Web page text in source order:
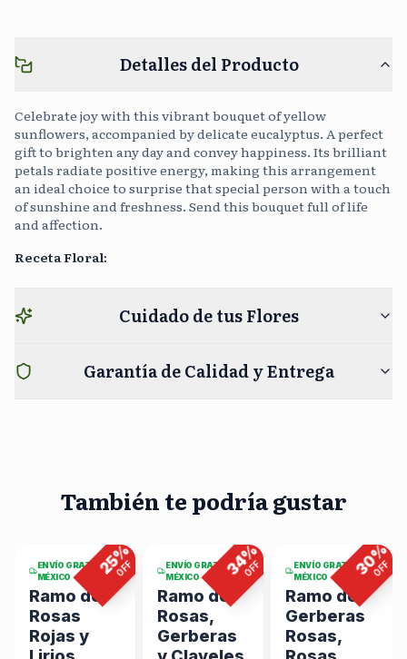
Detalles del Producto
Celebrate joy with this vibrant bouquet of yellow
sunflowers, accompanied by delicate eucalyptus. A perfect
gift to brighten any day and convey happiness. Its brilliant
petals radiate positive energy, making this arrangement
an ideal choice to surprise that special person with a touch
of sunshine and freshness. Send this bouquet full of life
and affection.
Receta Floral:
Cuidado de tus Flores
Garantía de Calidad y Entrega
También te podría gustar
viendo
25
%
OFF
ENVÍO GRATIS EN
MÉXICO
Ramo de
Rosas
Rojas y
5 viendo
34%
OFF
ENVÍO GRATIS EN
MÉXICO
Ramo de
Rosas,
Gerberas
2 viendo
30%
OFF
ENVÍO GRATIS EN
MÉXICO
Ramo de
Gerberas
Rosas,